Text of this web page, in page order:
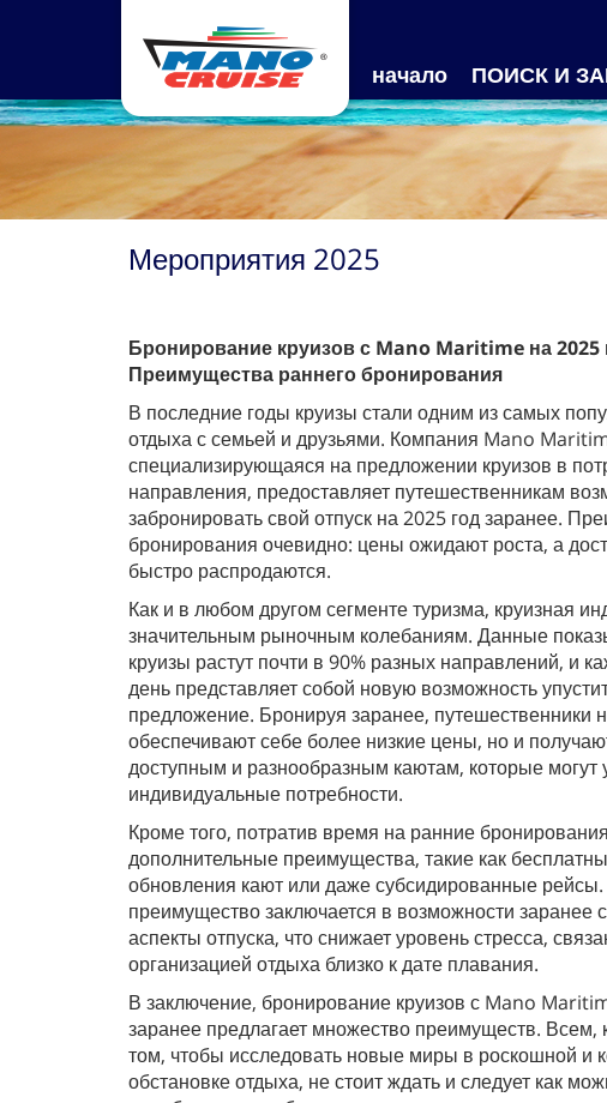
начало ПОИСК И
Мероприятия 2025
Бронирование круизов с Mano Maritime на 2025
Преимущества раннего бронирования
В последние годы круизы стали одним из самых
отдыха с семьей и друзьями. Компания Mano
специализирующаяся на предложении круизов в
направления, предоставляет путешественникам
забронировать свой отпуск на 2025 год заранее.
бронирования очевидно: цены ожидают роста, а
быстро распродаются.
Как и в любом другом сегменте туризма, круизная
значительным рыночным колебаниям. Данные
круизы растут почти в 90% разных направлений, и
день представляет собой новую возможность
предложение. Бронируя заранее, путешественники
обеспечивают себе более низкие цены, но и
доступным и разнообразным каютам, которые могут
индивидуальные потребности.
Кроме того, потратив время на ранние
дополнительные преимущества, такие как
обновления кают или даже субсидированные
преимущество заключается в возможности заранее
аспекты отпуска, что снижает уровень стресса,
организацией отдыха близко к дате плавания.
В заключение, бронирование круизов с Mano
заранее предлагает множество преимуществ. Всем,
том, чтобы исследовать новые миры в роскошной и
обстановке отдыха, не стоит ждать и следует как